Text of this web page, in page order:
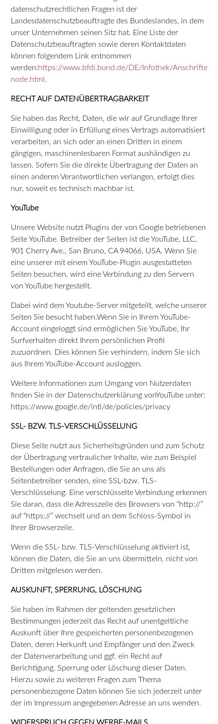
datenschutzrechtlichen Fragen ist der
Landesdatenschutzbeauftragte des Bundeslandes, in dem
unser Unternehmen seinen Sitz hat. Eine Liste der
Datenschutzbeauftragten sowie deren Kontaktdaten
können folgendem Link entnommen
werden:https://www.bfdi.bund.de/DE/Infothek/
node.html.
RECHT AUF DATENÜBERTRAGBARKEIT
Sie haben das Recht, Daten, die wir auf Grundlage Ihrer
Einwilligung oder in Erfüllung eines Vertrags automatisiert
verarbeiten, an sich oder an einen Dritten in einem
gängigen, maschinenlesbaren Format aushändigen zu
lassen. Sofern Sie die direkte Übertragung der Daten an
einen anderen Verantwortlichen verlangen, erfolgt dies
nur, soweit es technisch machbar ist.
YouTube
Unsere Website nutzt Plugins der von Google betriebenen
Seite YouTube. Betreiber der Seiten ist die YouTube, LLC,
901 Cherry Ave., San Bruno, CA 94066, USA. Wenn Sie
eine unserer mit einem YouTube-Plugin ausgestatteten
Seiten besuchen, wird eine Verbindung zu den Servern
von YouTube hergestellt.
Dabei wird dem Youtube-Server mitgeteilt, welche unserer
Seiten Sie besucht haben.Wenn Sie in Ihrem YouTube-
Account eingeloggt sind ermöglichen Sie YouTube, Ihr
Surfverhalten direkt Ihrem persönlichen Profil
zuzuordnen. Dies können Sie verhindern, indem Sie sich
aus Ihrem YouTube-Account ausloggen.
Weitere Informationen zum Umgang von Nutzerdaten
finden Sie in der Datenschutzerklärung vonYouTube unter:
https://www.google.de/intl/de/policies/privacy
SSL- BZW. TLS-VERSCHLÜSSELUNG
Diese Seite nutzt aus Sicherheitsgründen und zum Schutz
der Übertragung vertraulicher Inhalte, wie zum Beispiel
Bestellungen oder Anfragen, die Sie an uns als
Seitenbetreiber senden, eine SSL-bzw. TLS-
Verschlüsselung. Eine verschlüsselte Verbindung erkennen
Sie daran, dass die Adresszeile des Browsers von “http://”
auf “https://” wechselt und an dem Schloss-Symbol in
Ihrer Browserzeile.
Wenn die SSL- bzw. TLS-Verschlüsselung aktiviert ist,
können die Daten, die Sie an uns übermitteln, nicht von
Dritten mitgelesen werden.
AUSKUNFT, SPERRUNG, LÖSCHUNG
Sie haben im Rahmen der geltenden gesetzlichen
Bestimmungen jederzeit das Recht auf unentgeltliche
Auskunft über Ihre gespeicherten personenbezogenen
Daten, deren Herkunft und Empfänger und den Zweck
der Datenverarbeitung und ggf. ein Recht auf
Berichtigung, Sperrung oder Löschung dieser Daten.
Hierzu sowie zu weiteren Fragen zum Thema
personenbezogene Daten können Sie sich jederzeit unter
der im Impressum angegebenen Adresse an uns wenden.
WIDERSPRUCH GEGEN WERBE-MAILS